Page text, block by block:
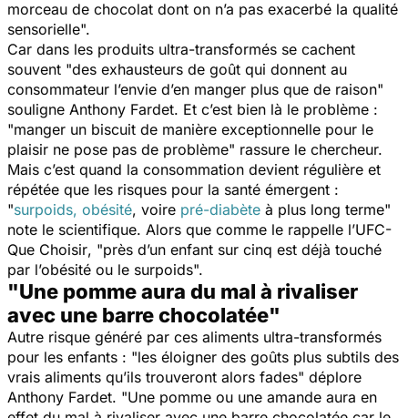
morceau de chocolat dont on n’a pas exacerbé la qualité
sensorielle".
Car dans les produits ultra-transformés se cachent
souvent "des exhausteurs de goût qui donnent au
consommateur l’envie d’en manger plus que de raison"
souligne Anthony Fardet. Et c’est bien là le problème :
"manger un biscuit de manière exceptionnelle pour le
plaisir ne pose pas de problème" rassure le chercheur.
Mais c’est quand la consommation devient régulière et
répétée que les risques pour la santé émergent :
"surpoids, obésité, voire pré-diabète à plus long terme"
note le scientifique. Alors que comme le rappelle l’UFC-
Que Choisir, "près d’un enfant sur cinq est déjà touché
par l’obésité ou le surpoids".
"Une pomme aura du mal à rivaliser
avec une barre chocolatée"
Autre risque généré par ces aliments ultra-transformés
pour les enfants : "les éloigner des goûts plus subtils des
vrais aliments qu’ils trouveront alors fades" déplore
Anthony Fardet. "Une pomme ou une amande aura en